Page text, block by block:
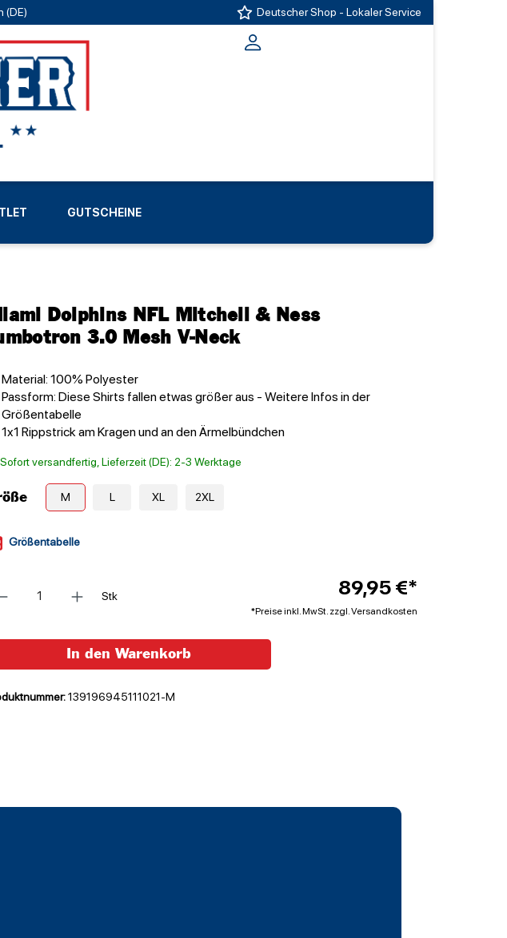
(DE) Deutscher Shop - Lokaler Service
GUTSCHEINE
Dolphins NFL Mitchell & Ness
3.0 Mesh V-Neck
Material: 100% Polyester
Passform: Diese Shirts fallen etwas größer aus - Weitere Infos in der
Größentabelle
1x1 Rippstrick am Kragen und an den Ärmelbündchen
Sofort versandfertig, Lieferzeit (DE): 2-3 Werktage
M L XL 2XL
Größentabelle
Stk
89,95 €*
*Preise inkl. MwSt. zzgl. Versandkosten
In den Warenkorb
139196945111021-M